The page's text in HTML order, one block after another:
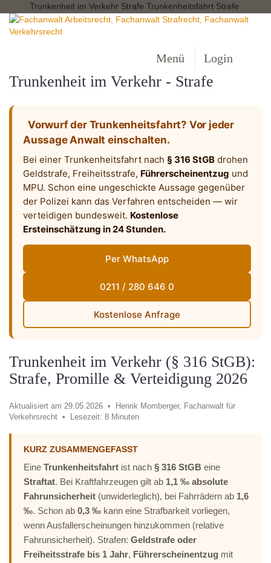
Trunkenheit im Verkehr Strafe Trunkenheitsfahrt Strafe
Menü Login
Trunkenheit im Verkehr - Strafe
Vorwurf der Trunkenheitsfahrt? Vor jeder
Aussage Anwalt einschalten.
Bei einer Trunkenheitsfahrt nach § 316 StGB drohen
Geldstrafe, Freiheitsstrafe, Führerscheinentzug und
MPU. Schon eine ungeschickte Aussage gegenüber
der Polizei kann das Verfahren entscheiden — wir
verteidigen bundesweit. Kostenlose
Ersteinschätzung in 24 Stunden.
Per WhatsApp
0211 / 280 646 0
Kostenlose Anfrage
Trunkenheit im Verkehr (§ 316 StGB):
Strafe, Promille & Verteidigung 2026
Aktualisiert am 29.05.2026 •
Henrik Momberger, Fachanwalt für
Verkehrsrecht •
Lesezeit: 8 Minuten
KURZ ZUSAMMENGEFASST
Eine Trunkenheitsfahrt ist nach § 316 StGB eine
Straftat. Bei Kraftfahrzeugen gilt ab 1,1 ‰ absolute
Fahrunsicherheit (unwiderleglich), bei Fahrrädern ab 1,6
‰. Schon ab 0,3 ‰ kann eine Strafbarkeit vorliegen,
wenn Ausfallerscheinungen hinzukommen (relative
Fahrunsicherheit). Strafen: Geldstrafe oder
Freiheitsstrafe bis 1 Jahr, Führerscheinentzug mit